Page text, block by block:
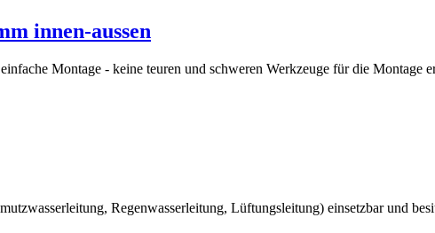
innen-aussen
Montage - keine teuren und schweren Werkzeuge für die
Regenwasserleitung, Lüftungsleitung) einsetzbar und